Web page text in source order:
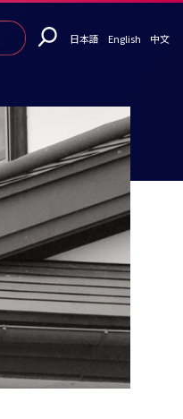
日本語 English 中文